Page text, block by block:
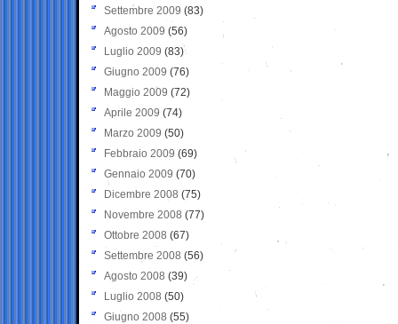
Settembre 2009 (83)
Agosto 2009 (56)
Luglio 2009 (83)
Giugno 2009 (76)
Maggio 2009 (72)
Aprile 2009 (74)
Marzo 2009 (50)
Febbraio 2009 (69)
Gennaio 2009 (70)
Dicembre 2008 (75)
Novembre 2008 (77)
Ottobre 2008 (67)
Settembre 2008 (56)
Agosto 2008 (39)
Luglio 2008 (50)
Giugno 2008 (55)